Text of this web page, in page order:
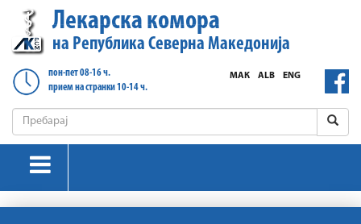
Лекарска комора
на Република Северна Македонија
пон-пет 08-16 ч.
прием на странки 10-14 ч.
ENG
ALB
МАК